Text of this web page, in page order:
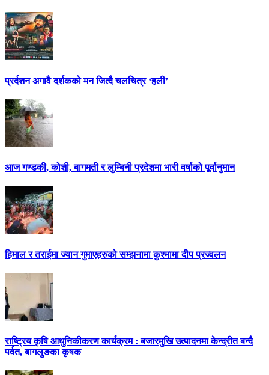
प्रर्दशन अगावै दर्शकको मन जित्दै चलचित्र ‘हली’
आज गण्डकी, कोशी, बागमती र लुम्बिनी प्रदेशमा भारी वर्षाको पूर्वानुमान
हिमाल र तराईमा ज्यान गुमाएहरुको सम्झनामा कुश्मामा दीप प्रज्वलन
राष्ट्रिय कृषि आधुनिकीकरण कार्यक्रम : बजारमुखि उत्पादनमा केन्द्रीत बन्दै
पर्वत, बागलुङका कृषक